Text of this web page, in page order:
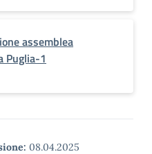
assemblea
Puglia-1
08.04.2025